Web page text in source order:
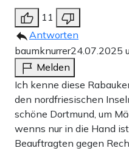
11
Antworten
baumknurrer24.07.2025
Melden
Ich kenne diese
den nordfriesischen
schöne Dortmund, um
wenns nur in die Hand
Beauftragten gegen